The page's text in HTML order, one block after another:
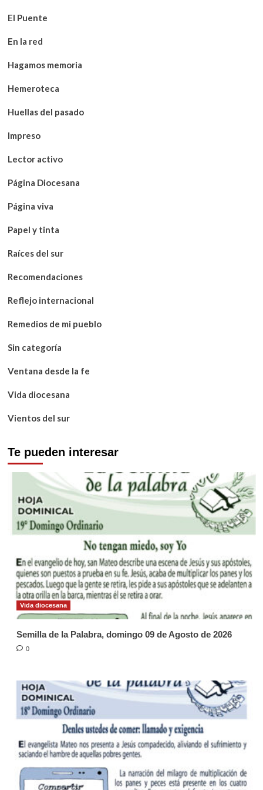
El Puente
En la red
Hagamos memoria
Hemeroteca
Huellas del pasado
Impreso
Lector activo
Página Diocesana
Página viva
Papel y tinta
Raíces del sur
Recomendaciones
Reflejo internacional
Remedios de mi pueblo
Sin categoría
Ventana desde la fe
Vida diocesana
Vientos del sur
Te pueden interesar
Vida diocesana
Semilla de la Palabra, domingo 09 de Agosto de 2026
0